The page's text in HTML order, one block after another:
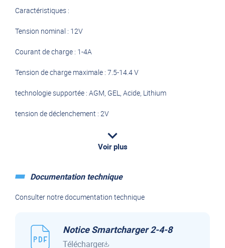
Caractéristiques :
Tension nominal : 12V
Courant de charge : 1-4A
Tension de charge maximale : 7.5-14.4 V
technologie supportée : AGM, GEL, Acide, Lithium
tension de déclenchement : 2V
Capacité de charge de la batterie : 5-80Ah
Méthode de charge : en 9 étapes
Protection : IP65
smartCHARGER est une gamme de chargeurs avancés,
Voir plus
Documentation technique
Consulter notre documentation technique
Notice Smartcharger 2-4-8
Télécharger